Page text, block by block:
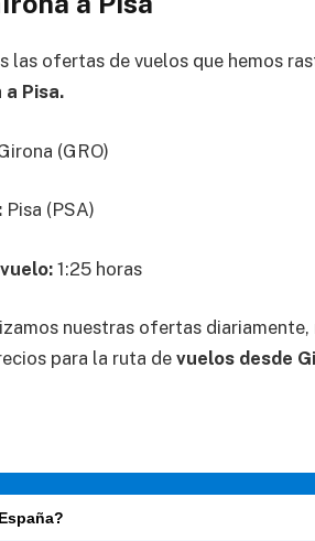
las ofertas de vuelos que hemos
Pisa.
(GRO)
Pisa (PSA)
1:25 horas
nuestras ofertas
para la ruta de vuelos desde